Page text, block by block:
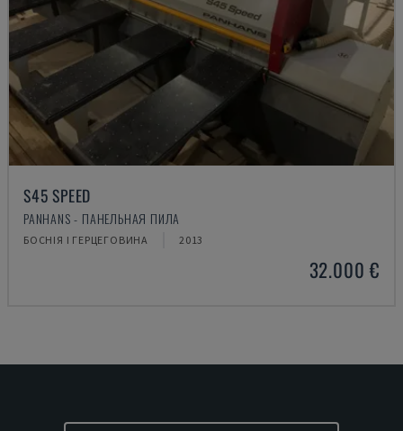
S45 SPEED
PANHANS - ПАНЕЛЬНАЯ ПИЛА
БОСНІЯ І ГЕРЦЕГОВИНА 2013
32.000 €